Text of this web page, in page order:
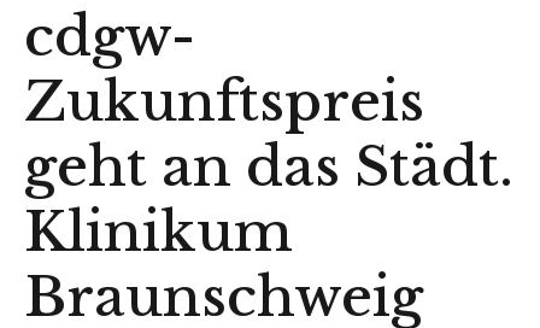
cdgw-
Zukunftspreis
geht an das Städt.
Klinikum
Braunschweig